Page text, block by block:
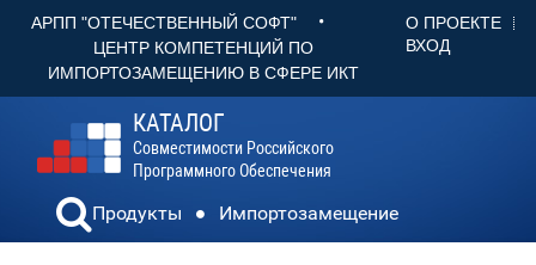
АРПП "ОТЕЧЕСТВЕННЫЙ СОФТ" •
ЦЕНТР КОМПЕТЕНЦИЙ ПО
ИМПОРТОЗАМЕЩЕНИЮ В СФЕРЕ ИКТ
О ПРОЕКТЕ
ВХОД
КАТАЛОГ
Совместимости Российского
Программного Обеспечения
Продукты Импортозамещение